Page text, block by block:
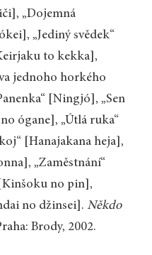
„Dojemná
„Jediný svědek“
to kekka],
jednoho horkého
[Ningjó], „Sen
ógane], „Útlá ruka“
[Hanajakana heja],
„Zaměstnání“
no pin],
no džinsei]. Někdo
Brody, 2002.